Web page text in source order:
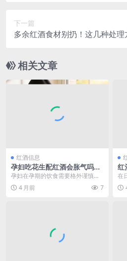
下一篇
多余红酒食材别扔！这几种处
相关文章
红酒信息
孕妇吃花生配红酒会胀气吗？
答案在这里
孕妇在孕期的饮食需要格外谨慎，
每一种食物的选择都关系到自身和
胎儿的健康。花生和红...
4 月前 7
红
辨
在
且
人